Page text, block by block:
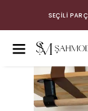
SEÇİLİ